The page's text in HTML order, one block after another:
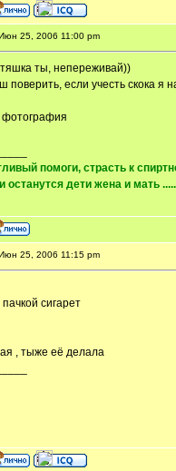
25, 2006 11:00 pm
ты, непереживай))
поверить, если учесть скока я
фотография
помоги, страсть к
останутся дети жена и мать
25, 2006 11:15 pm
сигарет
, тыже её делала